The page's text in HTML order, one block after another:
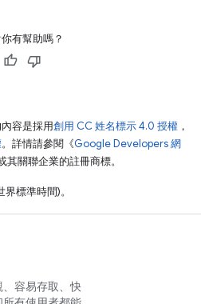
有幫助嗎？
容是採用創用 CC 姓名標示 4.0 授權 ，
。詳情請參閱《Google Developers 網
關聯企業的註冊商標。
標準時間)。
容易存取、快